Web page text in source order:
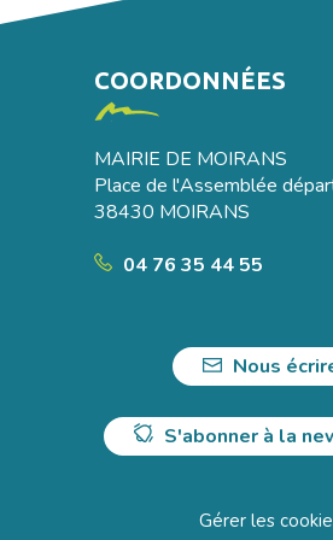
COORDONNÉES
MAIRIE DE MOIRANS
Place de l'Assemblée
38430 MOIRANS
04 76 35 44 55
Nous
S'abonner à la
Gérer les